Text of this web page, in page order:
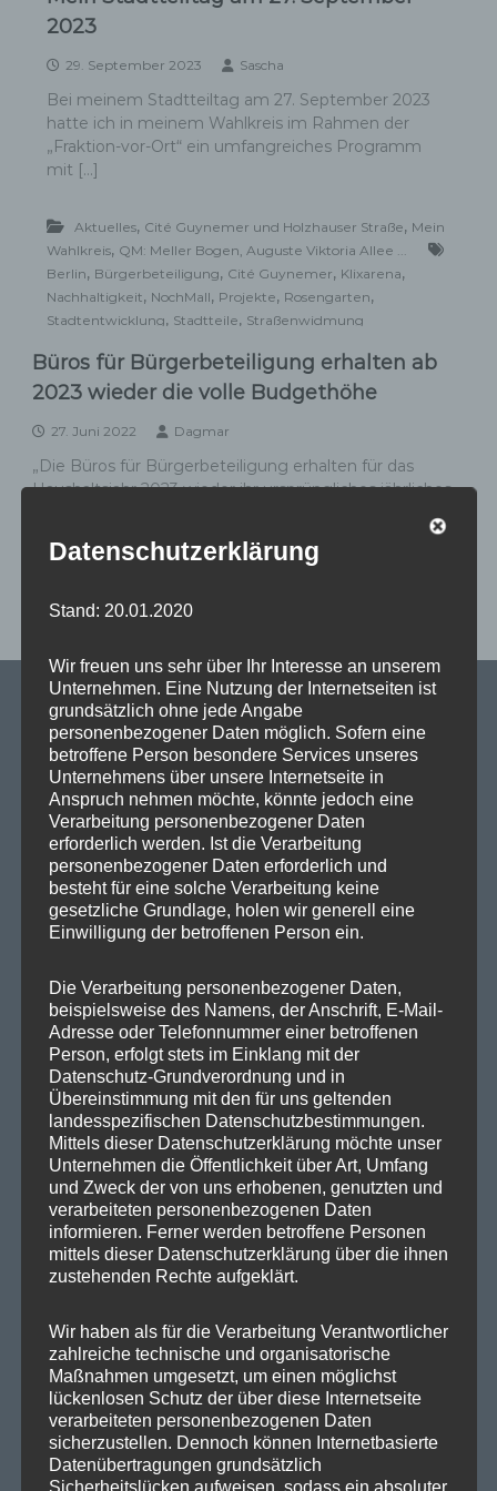
2023
29. September 2023 Sascha
Bei meinem Stadtteiltag am 27. September 2023
hatte ich in meinem Wahlkreis im Rahmen der
„Fraktion-vor-Ort“ ein umfangreiches Programm
mit […]
Aktuelles, Cité Guynemer und Holzhauser Straße, Mein
Wahlkreis, QM: Meller Bogen, Auguste Viktoria Allee ...
Berlin, Bürgerbeteiligung, Cité Guynemer, Klixarena,
Nachhaltigkeit, NochMall, Projekte, Rosengarten,
Stadtentwicklung, Stadtteile, Straßenwidmung
Büros für Bürgerbeteiligung erhalten ab
2023 wieder die volle Budgethöhe
27. Juni 2022 Dagmar
„Die Büros für Bürgerbeteiligung erhalten für das
Haushaltsjahr 2023 wieder ihr ursprüngliches jährliches
SPD Links
SPD in Europaparlament
SPD Deutschland
SPD Bundestragsfraktion
SPD Berlin
SPD Fraktion Berlin
SPD Reinickendorf
SPD Fraktion in der BVV
SPD Berliner Mitte
Wichtige Links
SPD in Startseite
Kategorien
Abgeordnetenhaus
Aktuelles
Datenschutzerklärung
Stand: 20.01.2020
Wir freuen uns sehr über Ihr Interesse an unserem
Unternehmen. Eine Nutzung der Internetseiten ist
grundsätzlich ohne jede Angabe
personenbezogener Daten möglich. Sofern eine
betroffene Person besondere Services unseres
Unternehmens über unsere Internetseite in
Anspruch nehmen möchte, könnte jedoch eine
Verarbeitung personenbezogener Daten
erforderlich werden. Ist die Verarbeitung
personenbezogener Daten erforderlich und
besteht für eine solche Verarbeitung keine
gesetzliche Grundlage, holen wir generell eine
Einwilligung der betroffenen Person ein.
Die Verarbeitung personenbezogener Daten,
beispielsweise des Namens, der Anschrift, E-Mail-
Adresse oder Telefonnummer einer betroffenen
Person, erfolgt stets im Einklang mit der
Datenschutz-Grundverordnung und in
Übereinstimmung mit den für uns geltenden
landesspezifischen Datenschutzbestimmungen.
Mittels dieser Datenschutzerklärung möchte unser
Unternehmen die Öffentlichkeit über Art, Umfang
und Zweck der von uns erhobenen, genutzten und
verarbeiteten personenbezogenen Daten
informieren. Ferner werden betroffene Personen
mittels dieser Datenschutzerklärung über die ihnen
zustehenden Rechte aufgeklärt.
Wir haben als für die Verarbeitung Verantwortlicher
zahlreiche technische und organisatorische
Maßnahmen umgesetzt, um einen möglichst
lückenlosen Schutz der über diese Internetseite
verarbeiteten personenbezogenen Daten
sicherzustellen. Dennoch können Internetbasierte
Datenübertragungen grundsätzlich